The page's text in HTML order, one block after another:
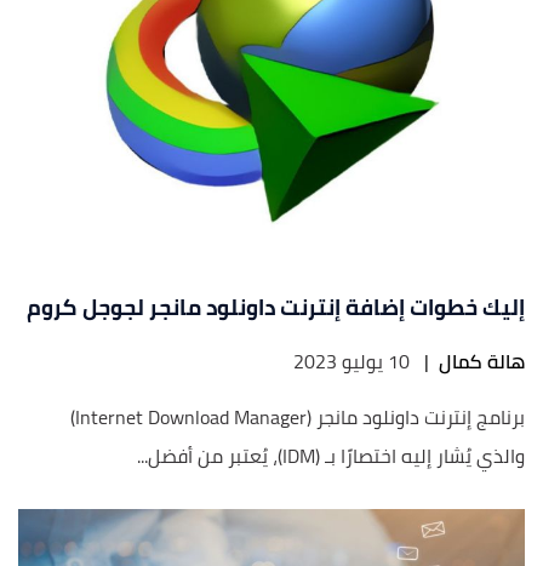
إليك خطوات إضافة إنترنت داونلود مانجر لجوجل كروم
هالة كمال | 10 يوليو 2023
برنامج إنترنت داونلود مانجر (Internet Download Manager)
والذي يُشار إليه اختصارًا بـ (IDM)، يُعتبر من أفضل...